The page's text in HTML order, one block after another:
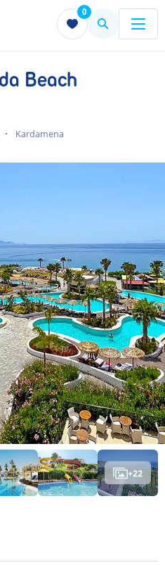
0
Menu Menu
Beach
Kardamena
+22